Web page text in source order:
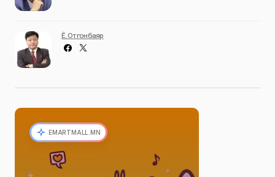
Ё. Отгонбаяр
EMARTMALL.MN